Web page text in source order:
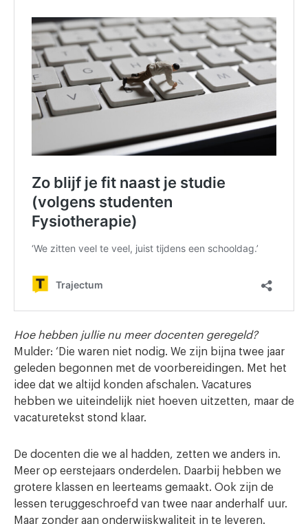
Hoe hebben jullie nu meer docenten geregeld?
Mulder: ‘Die waren niet nodig. We zijn bijna twee jaar
geleden begonnen met de voorbereidingen. Met het
idee dat we altijd konden afschalen. Vacatures
hebben we uiteindelijk niet hoeven uitzetten, maar de
vacaturetekst stond klaar.
De docenten die we al hadden, zetten we anders in.
Meer op eerstejaars onderdelen. Daarbij hebben we
grotere klassen en leerteams gemaakt. Ook zijn de
lessen teruggeschroefd van twee naar anderhalf uur.
Maar zonder aan onderwijskwaliteit in te leveren.